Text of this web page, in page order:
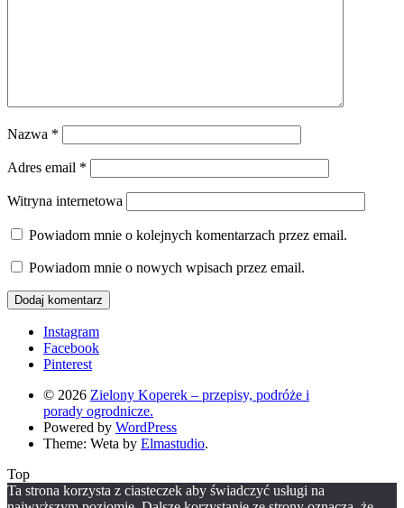
Nazwa *
Adres email *
Witryna internetowa
Powiadom mnie o kolejnych komentarzach przez email.
Powiadom mnie o nowych wpisach przez email.
Instagram
Facebook
Pinterest
© 2026 Zielony Koperek – przepisy, podróże i
porady ogrodnicze.
Powered by WordPress
Theme: Weta by Elmastudio.
Top
Ta strona korzysta z ciasteczek aby świadczyć usługi na